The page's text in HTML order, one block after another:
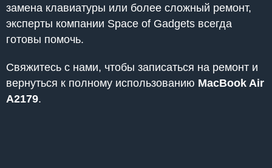
замена клавиатуры или более сложный ремонт,
эксперты компании Space of Gadgets всегда
готовы помочь.
Свяжитесь с нами, чтобы записаться на ремонт и
вернуться к полному использованию MacBook Air
A2179.